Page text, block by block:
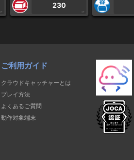
CP
230
CP
ご利用ガイド
クラウドキャッチャーとは
プレイ方法
よくあるご質問
動作対象端末